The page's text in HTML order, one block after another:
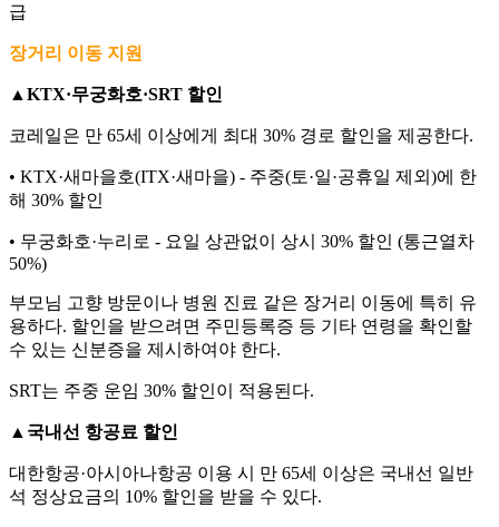
급
장거리 이동 지원
▲ KTX·무궁화호·SRT 할인
코레일은 만 65세 이상에게 최대 30% 경로 할인을 제공한다.
• KTX·새마을호(ITX·새마을) - 주중(토·일·공휴일 제외)에 한
해 30% 할인
• 무궁화호·누리로 - 요일 상관없이 상시 30% 할인 (통근열차
50%)
부모님 고향 방문이나 병원 진료 같은 장거리 이동에 특히 유
용하다. 할인을 받으려면 주민등록증 등 기타 연령을 확인할
수 있는 신분증을 제시하여야 한다.
SRT는 주중 운임 30% 할인이 적용된다.
▲ 국내선 항공료 할인
대한항공·아시아나항공 이용 시 만 65세 이상은 국내선 일반
석 정상요금의 10% 할인을 받을 수 있다.